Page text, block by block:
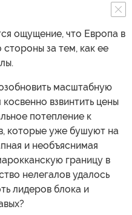
ощущение, что Европа в
за тем, как ее
масштабную
взвинтить цены
потепление к
которые уже бушуют на
и необъяснимая
границу в
нелегалов удалось
лидеров блока и